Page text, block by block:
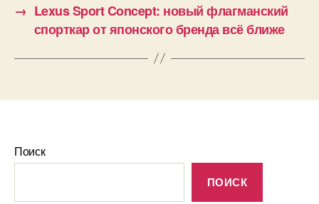
→ Lexus Sport Concept: новый флагманский
спорткар от японского бренда всё ближе
Поиск
ПОИСК